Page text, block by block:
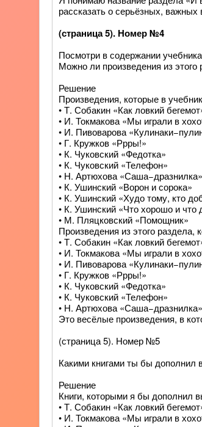
рассказать о серьёзных,
(страница 5). Номер №4
Посмотри в содержании
Можно ли произведения из
Решение
Произведения, которые в
• Т. Собакин «Как ловкий
• И. Токмакова «Мы играли в
• И. Пивоварова
• Г. Кружков «Ррры!»
• К. Чуковский «Федотка»
• К. Чуковский «Телефон»
• Н. Артюхова «Саша−дразнилка»
• К. Ушинский «Ворон и сорока»
• К. Ушинский «Худо тому, кто
• К. Ушинский «Что хорошо и что
• М. Пляцковский «Помощник»
Произведения из этого
• Т. Собакин «Как ловкий
• И. Токмакова «Мы играли в
• И. Пивоварова
• Г. Кружков «Ррры!»
• К. Чуковский «Федотка»
• К. Чуковский «Телефон»
• Н. Артюхова «Саша−дразнилка»
Это весёлые произведения, в
(страница 5). Номер №5
Какими книгами ты бы дополнил
Решение
Книги, которыми я бы дополнил
• Т. Собакин «Как ловкий
• И. Токмакова «Мы играли в